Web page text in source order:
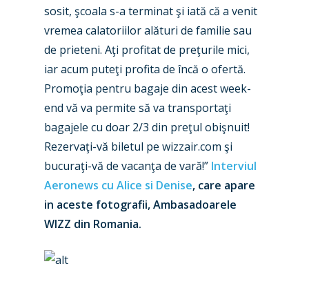
sosit, şcoala s-a terminat şi iată că a venit
vremea calatoriilor alături de familie sau
de prieteni. Aţi profitat de preţurile mici,
iar acum puteţi profita de încă o ofertă.
Promoţia pentru bagaje din acest week-
end vă va permite să va transportaţi
bagajele cu doar 2/3 din preţul obişnuit!
Rezervaţi-vă biletul pe wizzair.com şi
bucuraţi-vă de vacanţa de vară!” Interviul
Aeronews cu Alice si Denise, care apare
in aceste fotografii, Ambasadoarele
WIZZ din Romania.
New Routes
Industry
Accidents / Incidents
Airshows